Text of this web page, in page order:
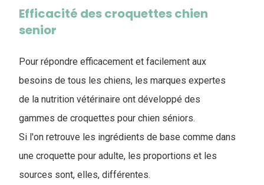
Efficacité des croquettes chien
senior
Pour répondre efficacement et facilement aux
besoins de tous les chiens, les marques expertes
de la nutrition vétérinaire ont développé des
gammes de croquettes pour chien séniors.
Si l'on retrouve les ingrédients de base comme dans
une croquette pour adulte, les proportions et les
sources sont, elles, différentes.